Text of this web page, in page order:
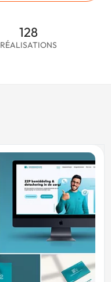
128
RÉALISATIONS